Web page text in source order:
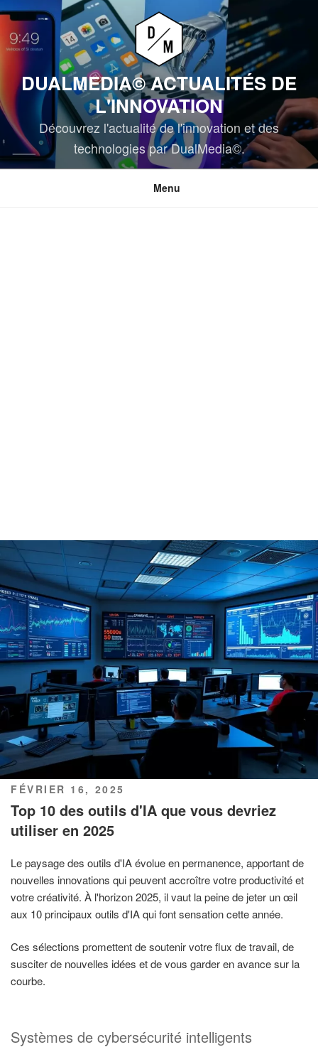
Aller
au
contenu
DUALMEDIA© ACTUALITÉS DE
L'INNOVATION
Découvrez l'actualité de l'innovation et des
technologies par DualMedia©.
Menu
PUBLIÉ
LE
FÉVRIER 16, 2025
Top 10 des outils d'IA que vous devriez
utiliser en 2025
Le paysage des outils d'IA évolue en permanence, apportant de
nouvelles innovations qui peuvent accroître votre productivité et
votre créativité. À l'horizon 2025, il vaut la peine de jeter un œil
aux 10 principaux outils d'IA qui font sensation cette année.
Ces sélections promettent de soutenir votre flux de travail, de
susciter de nouvelles idées et de vous garder en avance sur la
courbe.
Systèmes de cybersécurité intelligents